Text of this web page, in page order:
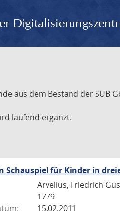
aus dem Bestand der SUB
laufend ergänzt.
Schauspiel für Kinder in
Arvelius, Friedrich
1779
15.02.2011